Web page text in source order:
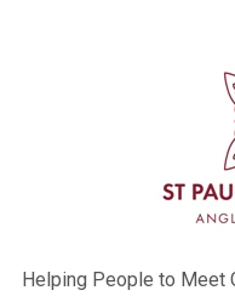
Helping People to Meet